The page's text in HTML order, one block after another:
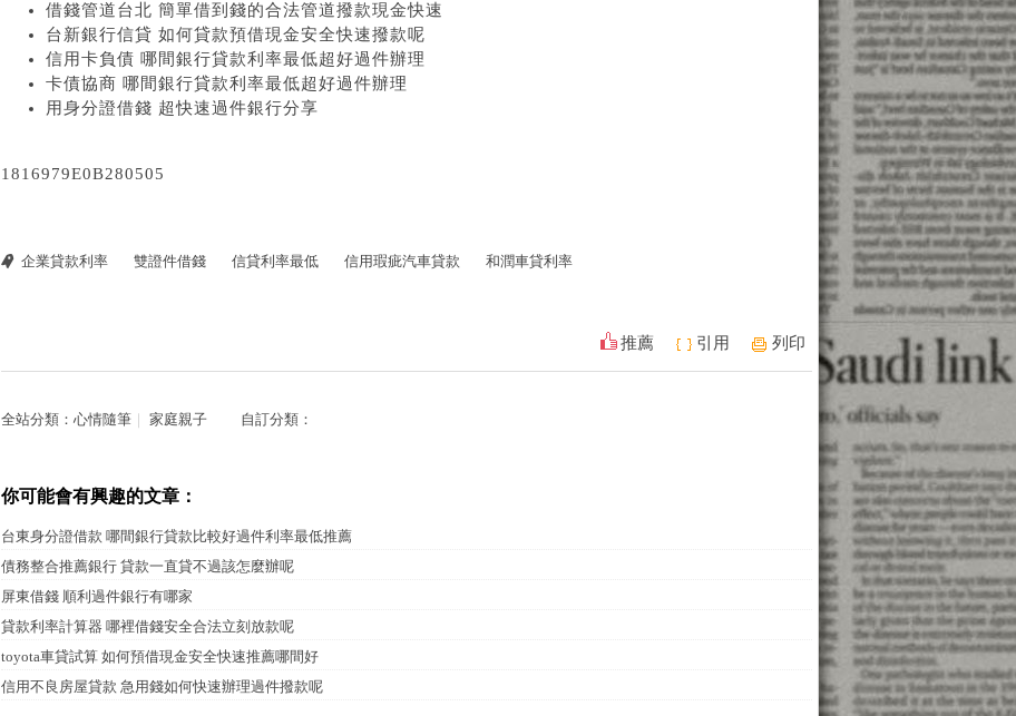
借錢管道台北 簡單借到錢的合法管道撥款現金快速
台新銀行信貸 如何貸款預借現金安全快速撥款呢
信用卡負債 哪間銀行貸款利率最低超好過件辦理
卡債協商 哪間銀行貸款利率最低超好過件辦理
用身分證借錢 超快速過件銀行分享
1816979E0B280505
企業貸款利率 雙證件借錢 信貸利率最低 信用瑕疵汽車貸款 和潤車貸利率
推薦 引用 列印
全站分類： 心情隨筆 家庭親子 自訂分類：
你可能會有興趣的文章：
台東身分證借款 哪間銀行貸款比較好過件利率最低推薦
債務整合推薦銀行 貸款一直貸不過該怎麼辦呢
屏東借錢 順利過件銀行有哪家
貸款利率計算器 哪裡借錢安全合法立刻放款呢
toyota車貸試算 如何預借現金安全快速推薦哪間好
信用不良房屋貸款 急用錢如何快速辦理過件撥款呢